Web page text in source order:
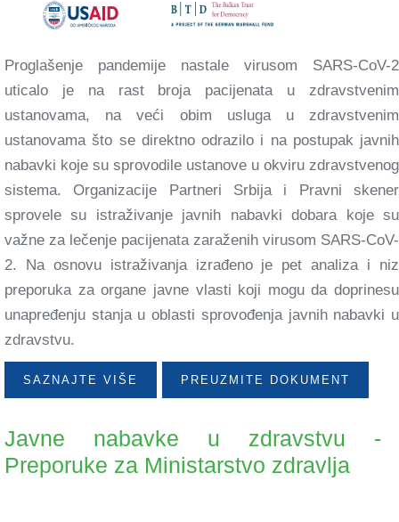
Proglašenje pandemije nastale virusom SARS-CoV-2
uticalo je na rast broja pacijenata u zdravstvenim
ustanovama, na veći obim usluga u zdravstvenim
ustanovama što se direktno odrazilo i na postupak javnih
nabavki koje su sprovodile ustanove u okviru zdravstvenog
sistema. Organizacije Partneri Srbija i Pravni skener
sprovele su istraživanje javnih nabavki dobara koje su
važne za lečenje pacijenata zaraženih virusom SARS-CoV-
2. Na osnovu istraživanja izrađeno je pet analiza i niz
preporuka za organe javne vlasti koji mogu da doprinesu
unapređenju stanja u oblasti sprovođenja javnih nabavki u
zdravstvu.
SAZNAJTE VIŠE PREUZMITE DOKUMENT
Javne nabavke u zdravstvu -
Preporuke za Ministarstvo zdravlja